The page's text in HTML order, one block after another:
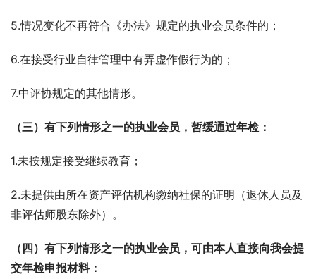
5.情况变化不再符合《办法》规定的执业会员条件的；
6.在接受行业自律管理中有弄虚作假行为的；
7.中评协规定的其他情形。
（三）有下列情形之一的执业会员，暂缓通过年检：
1.未按规定接受继续教育；
2.未提供由所在资产评估机构缴纳社保的证明（退休人员及
非评估师股东除外）。
（四）有下列情形之一的执业会员，可由本人直接向我会提
交年检申报材料：